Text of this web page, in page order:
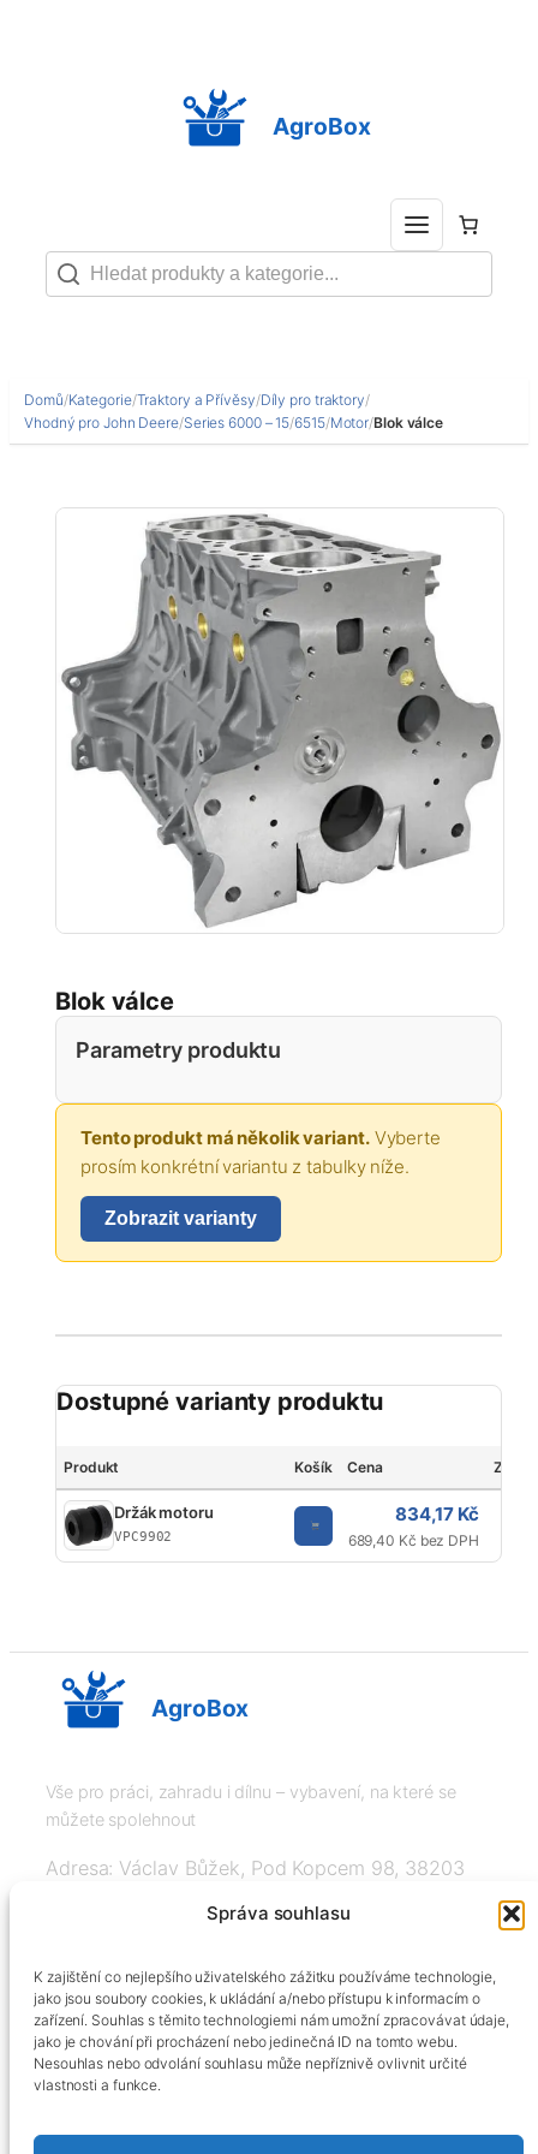
Správa souhlasu
K zajištění co nejlepšího uživatelského zážitku používáme technologie,
jako jsou soubory cookies, k ukládání a/nebo přístupu k informacím o
zařízení. Souhlas s těmito technologiemi nám umožní zpracovávat údaje,
jako je chování při procházení nebo jedinečná ID na tomto webu.
Nesouhlas nebo odvolání souhlasu může nepříznivě ovlivnit určité
vlastnosti a funkce.
AgroBox
Domů/Kategorie/Traktory a Přívěsy/Díly pro traktory/
Vhodný pro John Deere/Series 6000 – 15/6515/Motor/Blok válce
Blok válce
Parametry produktu
Tento produkt má několik variant.Vyberte
prosím konkrétní variantu z tabulky níže.
Zobrazit varianty
Dostupné varianty produktu
Produkt Košík Cena
Držák motoru
VPC9902
834,17 Kč
689,40 Kč bez DPH
AgroBox
Vše pro práci, zahradu i dílnu – vybavení, na které se
můžete spolehnout
Adresa: Václav Bůžek, Pod Kopcem 98, 38203
+420606334248, info@agrobox.cz